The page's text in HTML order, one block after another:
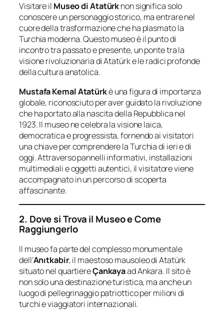
Visitare il Museo di Atatürknon significa solo
conoscere un personaggio storico, ma entrare nel
cuore della trasformazione che ha plasmato la
Turchia moderna. Questo museo è il punto di
incontro tra passato e presente, un ponte tra la
visione rivoluzionaria di Atatürk e le radici profonde
della cultura anatolica.
Mustafa Kemal Atatürkè una figura di importanza
globale, riconosciuto per aver guidato la rivoluzione
che ha portato alla nascita della Repubblica nel
1923. Il museo ne celebra la visione laica,
democratica e progressista, fornendo ai visitatori
una chiave per comprendere la Turchia di ieri e di
oggi. Attraverso pannelli informativi, installazioni
multimediali e oggetti autentici, il visitatore viene
accompagnato in un percorso di scoperta
affascinante.
2. Dove si Trova il Museo e Come
Raggiungerlo
Il museo fa parte del complesso monumentale
dell’Anıtkabir, il maestoso mausoleo di Atatürk
situato nel quartiereÇankayaad Ankara. Il sito è
non solo una destinazione turistica, ma anche un
luogo di pellegrinaggio patriottico per milioni di
turchi e viaggiatori internazionali.